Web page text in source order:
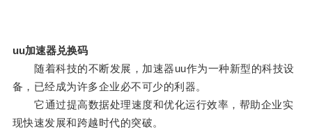
uu加速器兑换码
随着科技的不断发展，加速器uu作为一种新型的科技设
备，已经成为许多企业必不可少的利器。
它通过提高数据处理速度和优化运行效率，帮助企业实
现快速发展和跨越时代的突破。